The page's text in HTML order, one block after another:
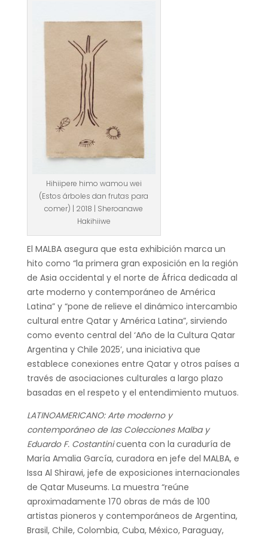
Hihiipere himo wamou wei
(Estos árboles dan frutas para
comer) | 2018 | Sheroanawe
Hakihiiwe
El MALBA asegura que esta exhibición marca un
hito como “la primera gran exposición en la región
de Asia occidental y el norte de África dedicada al
arte moderno y contemporáneo de América
Latina” y “pone de relieve el dinámico intercambio
cultural entre Qatar y América Latina”, sirviendo
como evento central del ‘Año de la Cultura Qatar
Argentina y Chile 2025’, una iniciativa que
establece conexiones entre Qatar y otros países a
través de asociaciones culturales a largo plazo
basadas en el respeto y el entendimiento mutuos.
LATINOAMERICANO: Arte moderno y
contemporáneo de las Colecciones Malba y
Eduardo F. Costantinicuenta con la curaduría de
María Amalia García, curadora en jefe del MALBA, e
Issa Al Shirawi, jefe de exposiciones internacionales
de Qatar Museums. La muestra “reúne
aproximadamente 170 obras de más de 100
artistas pioneros y contemporáneos de Argentina,
Brasil, Chile, Colombia, Cuba, México, Paraguay,